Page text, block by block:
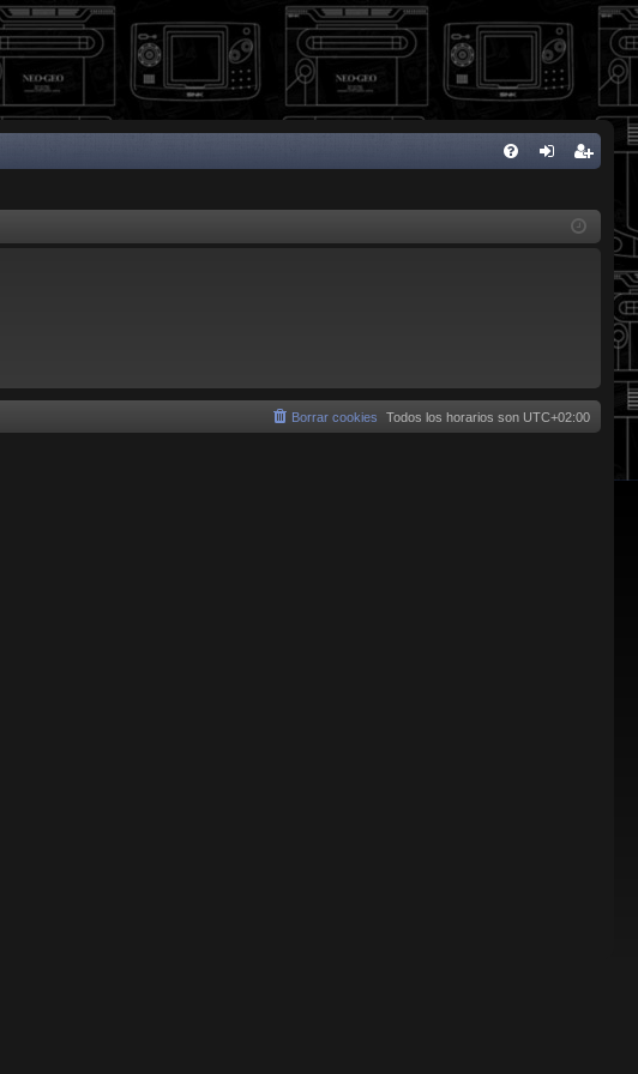
ist
Todos los horarios son UTC+02:00
Borrar cookies